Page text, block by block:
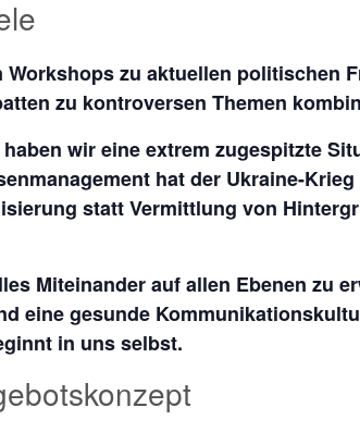
Workshops zu aktuellen politischen
zu kontroversen Themen
wir eine extrem zugespitzte
hat der Ukraine-
statt Vermittlung von
Miteinander auf allen Ebenen zu
eine gesunde
in uns selbst.